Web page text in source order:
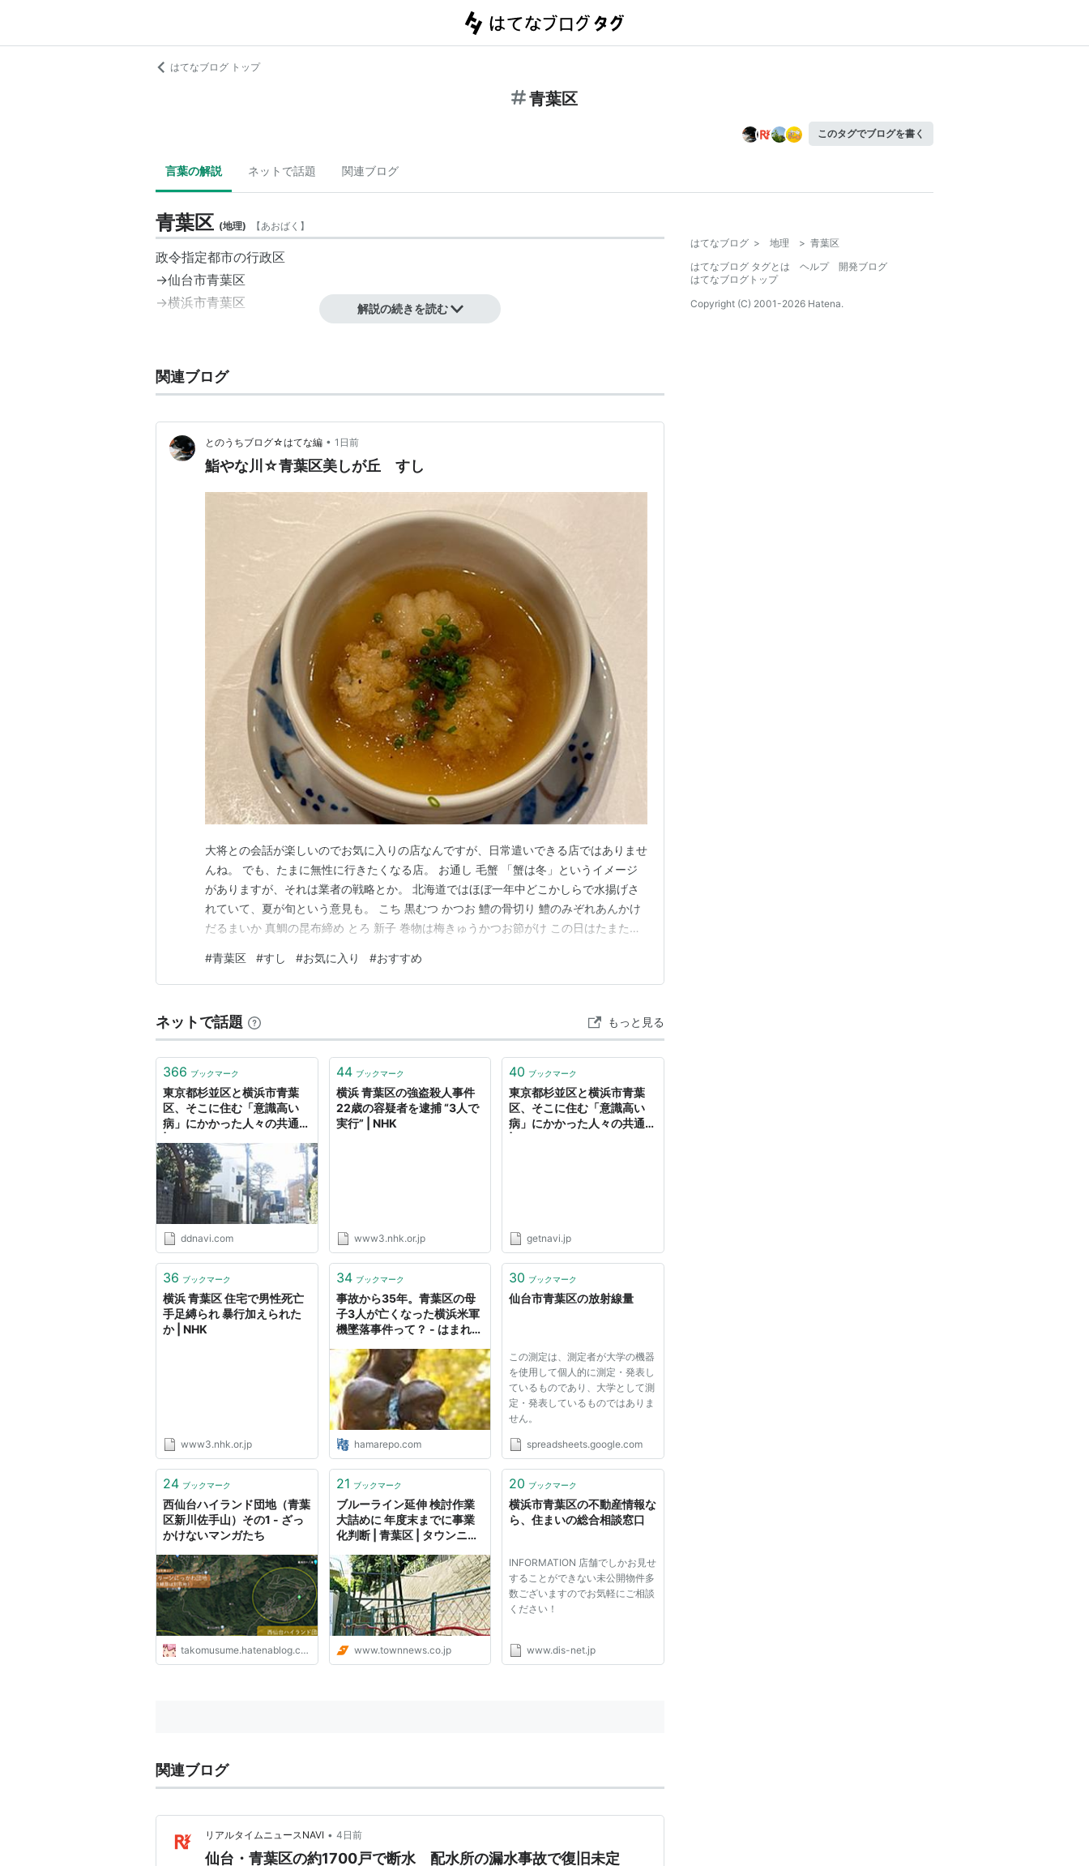
はてなブログ トップ
青葉区
このタグでブログを書く
言葉の解説 ネットで話題 関連ブログ
青葉区 (地理) 【あおばく 】
政令指定都市の行政区
→仙台市青葉区
→横浜市青葉区
解説の続きを読む
関連ブログ
とのうちブログ☆はてな編 • 1日前
鮨やな川☆青葉区美しが丘 すし
大将との会話が楽しいのでお気に入りの店なんですが、日常遣いできる店ではありませ
んね。 でも、たまに無性に行きたくなる店。 お通し 毛蟹 「蟹は冬」というイメージ
がありますが、それは業者の戦略とか。 北海道ではほぼ一年中どこかしらで水揚げさ
れていて、夏が旬という意見も。 こち 黒むつ かつお 鱧の骨切り 鱧のみぞれあんかけ
だるまいか 真鯛の昆布締め とろ 新子 巻物は梅きゅうかつお節がけ この日はたまたま
ったとき、うしろの席に柳川さんグループがいたんだそうです。 なんだ、声かけてく
れればよかったのに。 近いうち「橙…
#青葉区 #すし #お気に入り #おすすめ
ネットで話題 もっと見る
366 ブックマーク
東京都杉並区と横浜市青葉
区、そこに住む「意識高い
病」にかかった人々の共通点
ddnavi.com
44 ブックマーク
横浜 青葉区の強盗殺人事件
22歳の容疑者を逮捕 “3人で
実行” | NHK
www3.nhk.or.jp
40 ブックマーク
東京都杉並区と横浜市青葉
区、そこに住む「意識高い
病」にかかった人々の共通点
getnavi.jp
36 ブックマーク
横浜 青葉区 住宅で男性死亡
手足縛られ 暴行加えられた
か | NHK
www3.nhk.or.jp
34 ブックマーク
事故から35年。青葉区の母
子3人が亡くなった横浜米軍
機墜落事件って？ - はまれ
サイト
hamarepo.com
30 ブックマーク
仙台市青葉区の放射線量
この測定は、測定者が大学の機器
を使用して個人的に測定・発表し
ているものであり、大学として測
定・発表しているものではありま
せん。
spreadsheets.google.com
24 ブックマーク
西仙台ハイランド団地（青葉
区新川佐手山）その1 - ざっ
かけないマンガたち
takomusume.hatenablog.com
21 ブックマーク
ブルーライン延伸 検討作業
大詰めに 年度末までに事業
化判断 | 青葉区 | タウンニュ
www.townnews.co.jp
20 ブックマーク
横浜市青葉区の不動産情報な
ら、住まいの総合相談窓口
INFORMATION 店舗でしかお見せ
することができない未公開物件多
数ございますのでお気軽にご相談
ください！
www.dis-net.jp
関連ブログ
リアルタイムニュースNAVI • 4日前
仙台・青葉区の約1700戸で断水 配水所の漏水事故で復旧未定
はてなブログ > 地理 > 青葉区
はてなブログ タグとは
ヘルプ
開発ブログ
はてなブログトップ
Copyright (C) 2001-2026 Hatena.